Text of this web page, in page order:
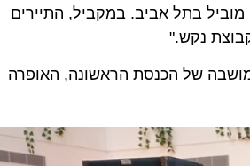
בתל אביב. במקביל, התיירים
נקש."
של הכנסת הראשונה, האופרה